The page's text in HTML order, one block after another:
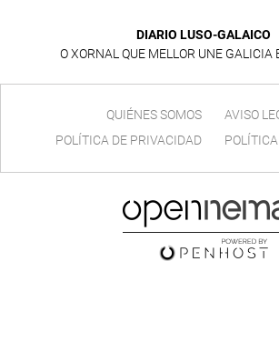
DIARIO LUSO-GALAICO
O XORNAL QUE MELLOR UNE GALICIA
QUIÉNES SOMOS
AVISO
POLÍTICA DE PRIVACIDAD